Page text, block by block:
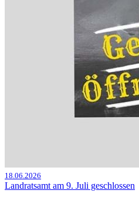
18.06.2026
Landratsamt am 9. Juli geschlossen